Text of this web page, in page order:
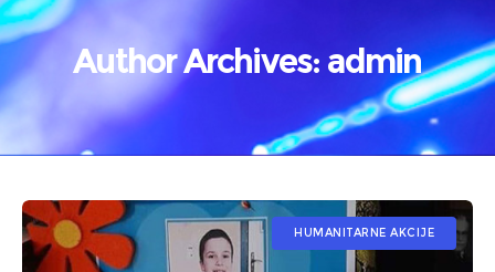
Author Archives: admin
HUMANITARNE AKCIJE